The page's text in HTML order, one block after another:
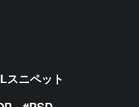
スニペット